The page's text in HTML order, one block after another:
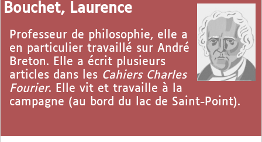
Bouchet, Laurence
Professeur de philosophie, elle a
en particulier travaillé sur André
Breton. Elle a écrit plusieurs
articles dans les Cahiers Charles
Fourier. Elle vit et travaille à la
campagne (au bord du lac de Saint-Point).